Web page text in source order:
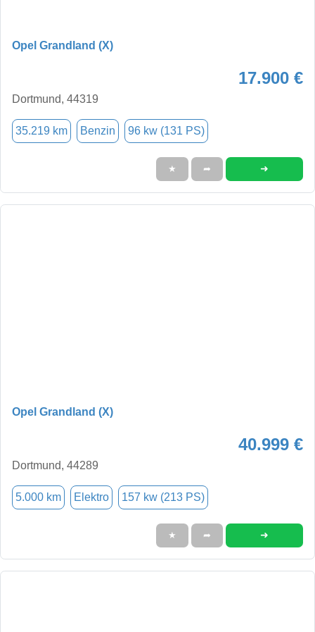
Opel Grandland (X)
17.900 €
Dortmund, 44319
35.219 km Benzin 96 kw (131 PS)
★ ➦ ➜
Opel Grandland (X)
40.999 €
Dortmund, 44289
5.000 km Elektro 157 kw (213 PS)
★ ➦ ➜